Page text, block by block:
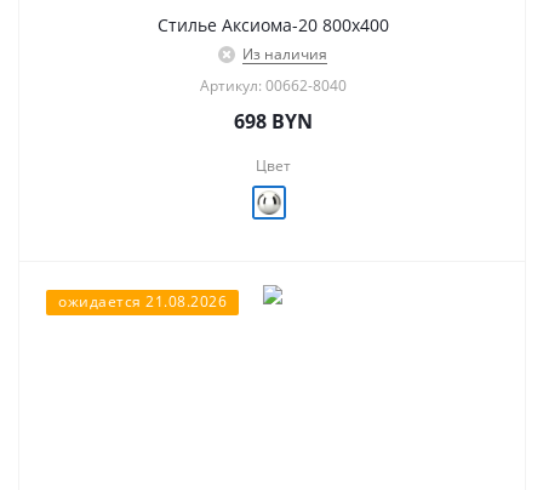
Стилье Аксиома-20 800х400
Из наличия
Артикул: 00662-8040
698BYN
Цвет
ожидается 21.08.2026